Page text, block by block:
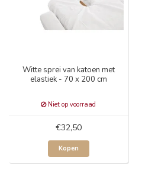
Witte sprei van katoen met
elastiek - 70 x 200 cm
Niet op voorraad
€32,50
Kopen